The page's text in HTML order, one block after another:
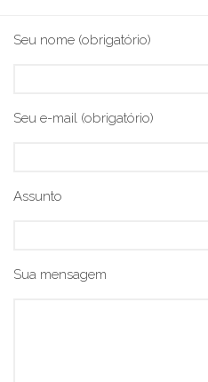
Seu nome (obrigatório)
Seu e-mail (obrigatório)
Assunto
Sua mensagem